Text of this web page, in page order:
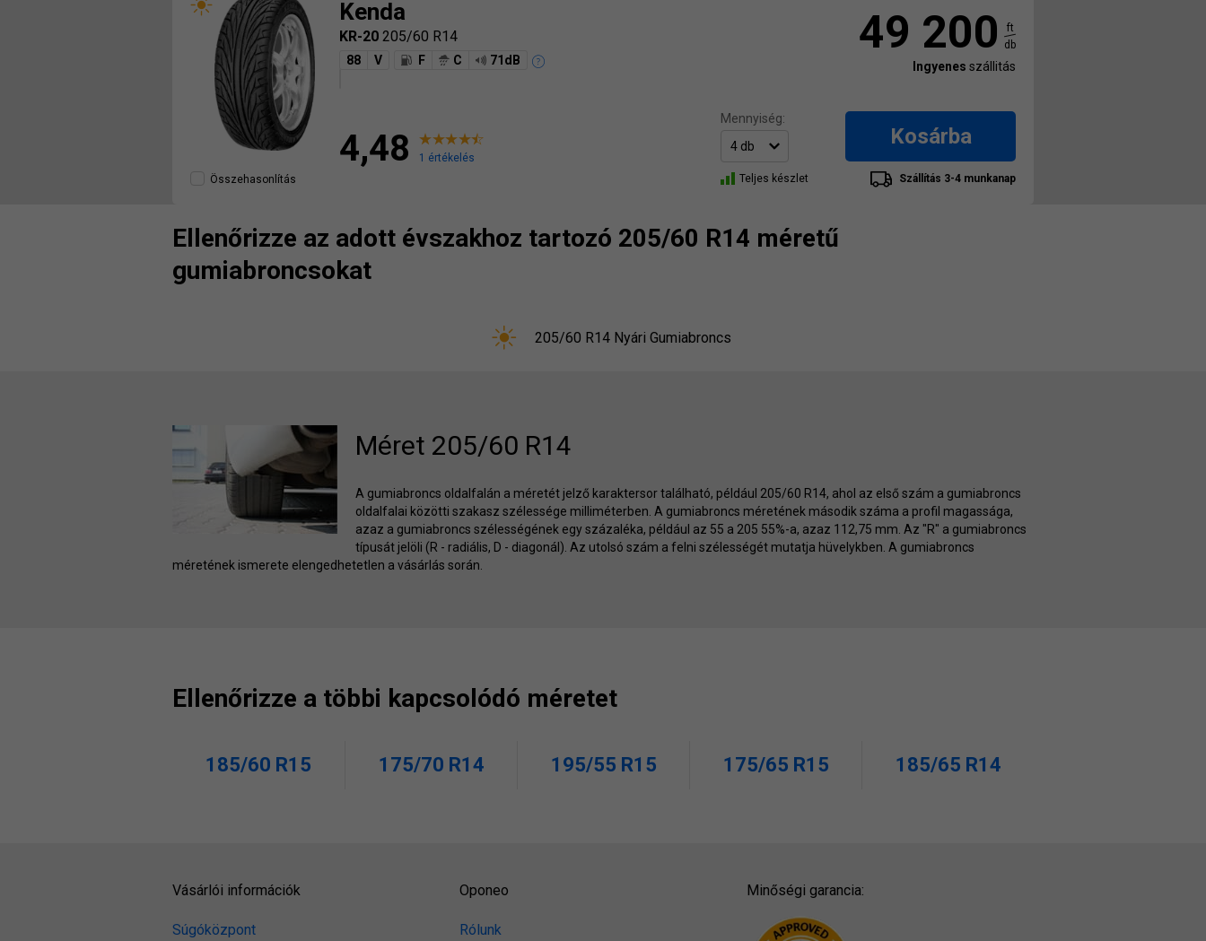
Kenda
KR-20 205/60 R14
88 V F C 71dB
4,48
1 értékelés
Összehasonlítás
49 200
ft
db
Ingyenes szállitás
Mennyiség:
Kosárba
Teljes készlet Szállítás 3-4 munkanap
Ellenőrizze az adott évszakhoz tartozó 205/60 R14 méretű
gumiabroncsokat
205/60 R14 Nyári Gumiabroncs
Méret 205/60 R14
A gumiabroncs oldalfalán a méretét jelző karaktersor található, például 205/60 R14, ahol az első szám a gumiabroncs
oldalfalai közötti szakasz szélessége milliméterben. A gumiabroncs méretének második száma a profil magassága,
azaz a gumiabroncs szélességének egy százaléka, például az 55 a 205 55%-a, azaz 112,75 mm. Az "R" a gumiabroncs
típusát jelöli (R - radiális, D - diagonál). Az utolsó szám a felni szélességét mutatja hüvelykben. A gumiabroncs
méretének ismerete elengedhetetlen a vásárlás során.
Ellenőrizze a többi kapcsolódó méretet
185/60 R15 175/70 R14 195/55 R15 175/65 R15 185/65 R14
Vásárlói információk
Súgóközpont
Oponeo
Rólunk
Minőségi garancia: